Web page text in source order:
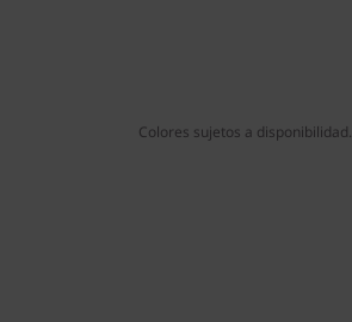
Colores sujetos a disponibilidad.